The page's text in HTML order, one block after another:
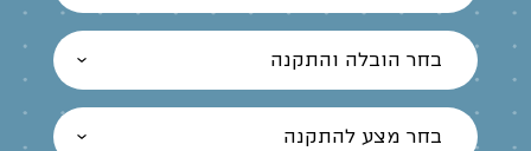
בחר הובלה והתקנה
בחר מצע להתקנה